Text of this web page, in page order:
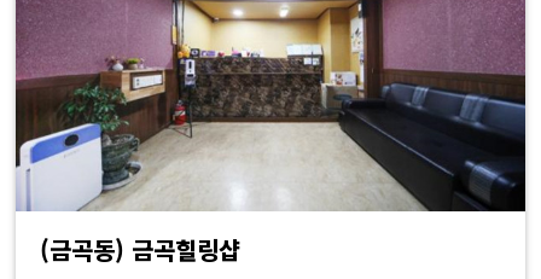
(금곡동) 금곡힐링샵